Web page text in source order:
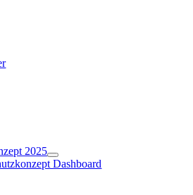
2025
Dashboard